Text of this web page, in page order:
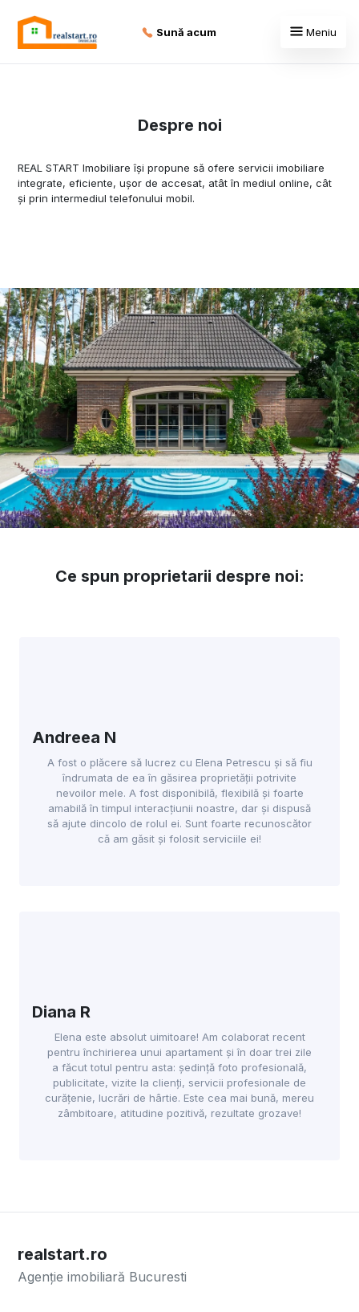
Sună acum Meniu
Despre noi
REAL START Imobiliare își propune să ofere servicii imobiliare
integrate, eficiente, ușor de accesat, atât în mediul online, cât
și prin intermediul telefonului mobil.
Ce spun proprietarii despre noi:
Andreea N
A fost o plăcere să lucrez cu Elena Petrescu și să fiu
îndrumata de ea în găsirea proprietății potrivite
nevoilor mele. A fost disponibilă, flexibilă și foarte
amabilă în timpul interacțiunii noastre, dar și dispusă
să ajute dincolo de rolul ei. Sunt foarte recunoscător
că am găsit și folosit serviciile ei!
Diana R
Elena este absolut uimitoare! Am colaborat recent
pentru închirierea unui apartament și în doar trei zile
a făcut totul pentru asta: ședință foto profesională,
publicitate, vizite la clienți, servicii profesionale de
curățenie, lucrări de hârtie. Este cea mai bună, mereu
zâmbitoare, atitudine pozitivă, rezultate grozave!
realstart.ro
Agenție imobiliară Bucuresti